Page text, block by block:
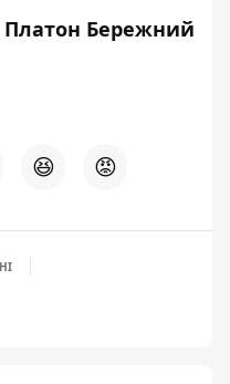
Платон Бережний
😆 😡